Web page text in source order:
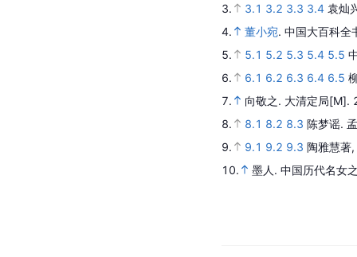
3.
3.1 3.2 3.3 3.4 袁灿
4.
董小宛. 中国大百科全
5.
5.1 5.2 5.3 5.4 5.5
6.
6.1 6.2 6.3 6.4 6.5
7.
向敬之. 大清定局[M].
8.
8.1 8.2 8.3 陈梦谣.
9.
9.1 9.2 9.3 陶雅慧著,
10.
墨人. 中国历代名女